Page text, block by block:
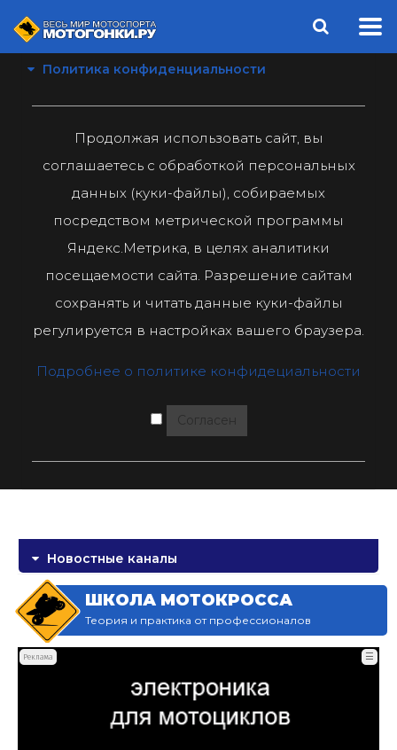
Политика конфиденциальности
Продолжая использовать сайт, вы
соглашаетесь с обработкой персональных
данных (куки-файлы), собираемых
посредством метрической программы
Яндекс.Метрика, в целях аналитики
посещаемости сайта. Разрешение сайтам
сохранять и читать данные куки-файлы
регулируется в настройках вашего браузера.
Подробнее о политике конфидециальности
Согласен
Новостные каналы
ШКОЛА МОТОКРОССА
Теория и практика от профессионалов
Реклама ☰